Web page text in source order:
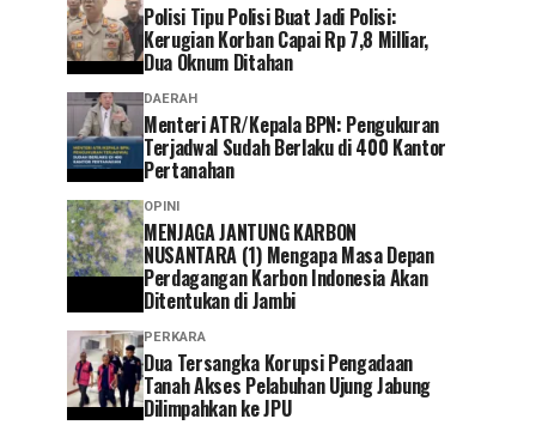
Polisi Tipu Polisi Buat Jadi Polisi:
Kerugian Korban Capai Rp 7,8 Milliar,
Dua Oknum Ditahan
DAERAH
Menteri ATR/Kepala BPN: Pengukuran
Terjadwal Sudah Berlaku di 400 Kantor
Pertanahan
OPINI
MENJAGA JANTUNG KARBON
NUSANTARA (1) Mengapa Masa Depan
Perdagangan Karbon Indonesia Akan
Ditentukan di Jambi
PERKARA
Dua Tersangka Korupsi Pengadaan
Tanah Akses Pelabuhan Ujung Jabung
Dilimpahkan ke JPU